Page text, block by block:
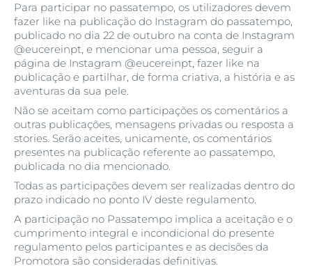
Para participar no passatempo, os utilizadores devem
fazer like na publicação do Instagram do passatempo,
publicado no dia 22 de outubro na conta de Instagram
@eucereinpt, e mencionar uma pessoa, seguir a
página de Instagram @eucereinpt, fazer like na
publicação e partilhar, de forma criativa, a história e as
aventuras da sua pele.
Não se aceitam como participações os comentários a
outras publicações, mensagens privadas ou resposta a
stories. Serão aceites, unicamente, os comentários
presentes na publicação referente ao passatempo,
publicada no dia mencionado.
Todas as participações devem ser realizadas dentro do
prazo indicado no ponto IV deste regulamento.
A participação no Passatempo implica a aceitação e o
cumprimento integral e incondicional do presente
regulamento pelos participantes e as decisões da
Promotora são consideradas definitivas.